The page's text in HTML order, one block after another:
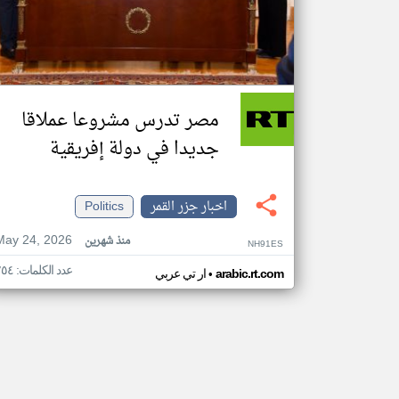
مصر تدرس مشروعا عملاقا
جديدا في دولة إفريقية
اخبار جزر القمر
Politics
24, 2026
منذ شهرين NH91ES
ار تي عربي• arabic.rt.com عدد الكلمات: ٢٥٤